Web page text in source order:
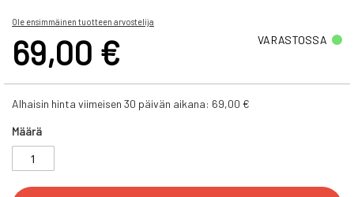
Ole ensimmäinen tuotteen arvostelija
69,00 € VARASTOSSA
Alhaisin hinta viimeisen 30 päivän aikana: 69,00 €
Määrä